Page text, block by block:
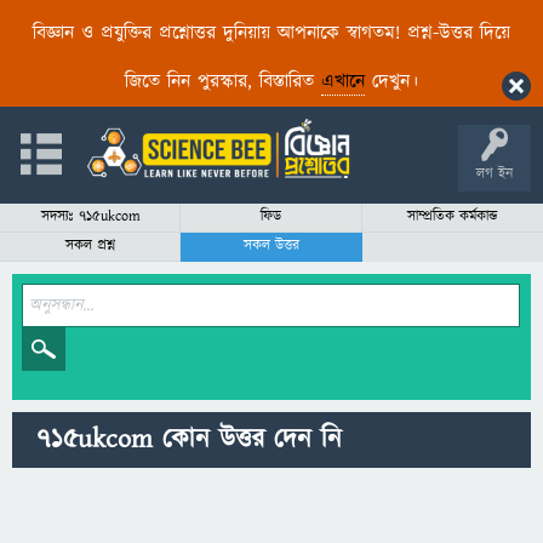
বিজ্ঞান ও প্রযুক্তির প্রশ্নোত্তর দুনিয়ায় আপনাকে স্বাগতম! প্রশ্ন-উত্তর দিয়ে
জিতে নিন পুরস্কার, বিস্তারিত এখানেদেখুন।
লগ ইন
সদস্যঃ 715ukcom ফিড
সাম্প্রতিক কর্মকান্ড
সকল প্রশ্ন
সকল উত্তর
715ukcom কোন উত্তর দেন নি